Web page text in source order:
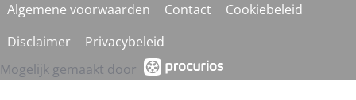
Algemene voorwaarden
Contact
Cookiebeleid
Disclaimer
Privacybeleid
Mogelijk gemaakt door